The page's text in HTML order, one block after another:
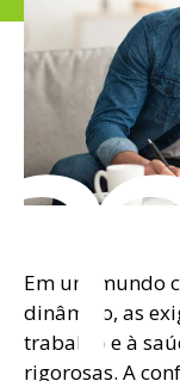
Em um mundo
dinâmico, as
trabalho e à
rigorosas. A